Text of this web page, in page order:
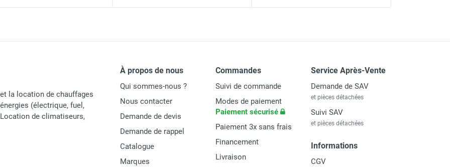
Cemo
la location de chauffages
(électrique, fuel,
de climatiseurs,
À propos de nous
Qui sommes-nous ?
Nous contacter
Demande de devis
Demande de rappel
Catalogue
Marques
Commandes
Suivi de commande
Modes de paiement
Paiement sécurisé
Paiement 3x sans frais
Financement
Livraison
Service Après-Vente
Demande de SAV
et pièces détachées
Suivi SAV
et pièces détachées
Informations
CGV